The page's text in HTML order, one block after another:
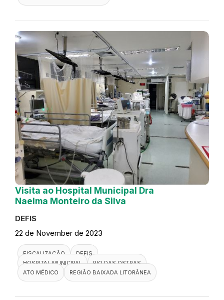
Visita ao Hospital Municipal Dra
Naelma Monteiro da Silva
DEFIS
22 de November de 2023
FISCALIZAÇÃO
DEFIS
HOSPITAL MUNICIPAL
RIO DAS OSTRAS
ATO MÉDICO
REGIÃO BAIXADA LITORÂNEA